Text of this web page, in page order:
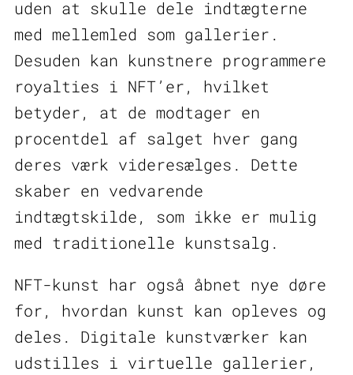
uden at skulle dele indtægterne
med mellemled som gallerier.
Desuden kan kunstnere programmere
royalties i NFT’er, hvilket
betyder, at de modtager en
procentdel af salget hver gang
deres værk videresælges. Dette
skaber en vedvarende
indtægtskilde, som ikke er mulig
med traditionelle kunstsalg.
NFT-kunst har også åbnet nye døre
for, hvordan kunst kan opleves og
deles. Digitale kunstværker kan
udstilles i virtuelle gallerier,